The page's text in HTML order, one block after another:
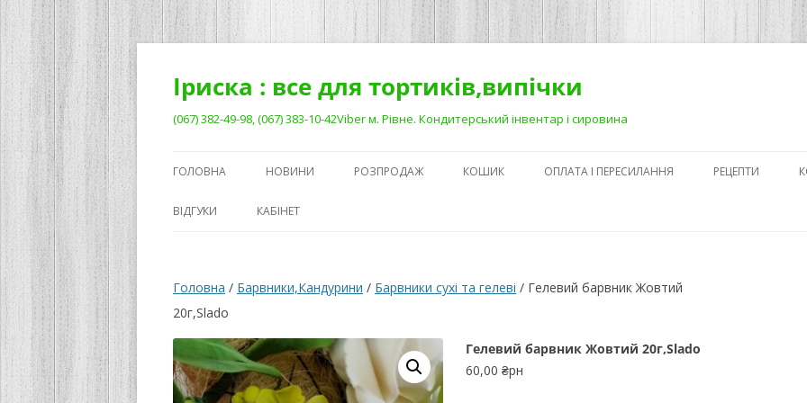
Перейти
Іриска : все для тортиків,випічки
(067) 382-49-98, (067) 383-10-42Viber м. Рівне. Кондитерський інвентар і сировина
ГОЛОВНА НОВИНИ РОЗПРОДАЖ КОШИК ОПЛАТА І ПЕРЕСИЛАННЯ РЕЦЕПТИ
АБО ЯК
ВІДГУКИ КАБІНЕТ
Головна / Барвники,Кандурини / Барвники сухі та гелеві / Гелевий барвник Жовтий
20г,Slado
Гелевий барвник Жовтий 20г,Slado
60,00 ₴рн